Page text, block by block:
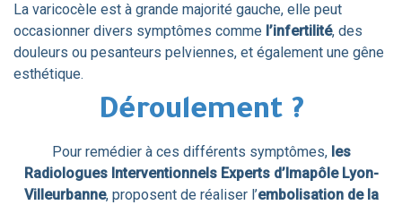
La varicocèle est à grande majorité gauche, elle peut
occasionner divers symptômes comme l’infertilité, des
douleurs ou pesanteurs pelviennes, et également une gêne
esthétique.
Déroulement ?
Pour remédier à ces différents symptômes, les
Radiologues Interventionnels Experts d’Imapôle Lyon-
Villeurbanne, proposent de réaliser l’embolisation de la